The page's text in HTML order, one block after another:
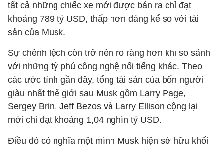
tất cả những chiếc xe mới được bán ra chỉ đạt
khoảng 789 tỷ USD, thấp hơn đáng kể so với tài
sản của Musk.
Sự chênh lệch còn trở nên rõ ràng hơn khi so sánh
với những tỷ phú công nghệ nổi tiếng khác. Theo
các ước tính gần đây, tổng tài sản của bốn người
giàu nhất thế giới sau Musk gồm Larry Page,
Sergey Brin, Jeff Bezos và Larry Ellison cộng lại
mới chỉ đạt khoảng 1,04 nghìn tỷ USD.
Điều đó có nghĩa một mình Musk hiện sở hữu khối